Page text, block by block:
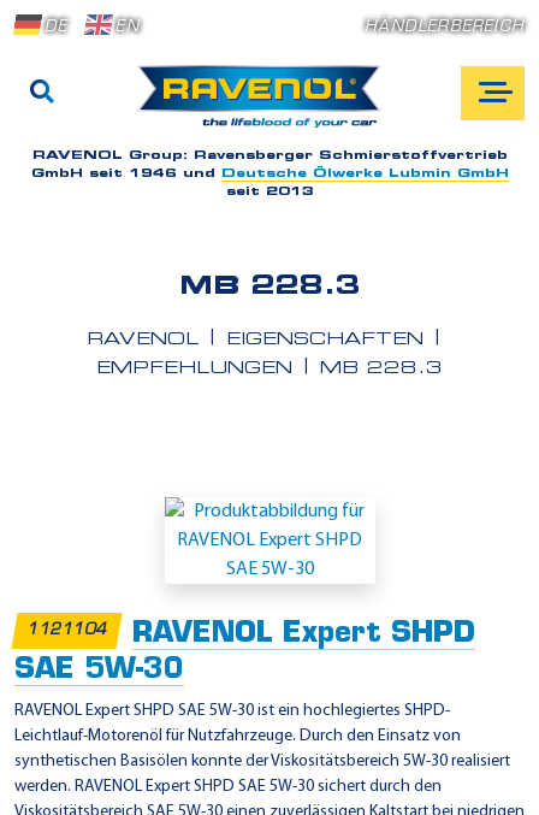
DE EN HÄNDLERBEREICH
RAVENOL Group: Ravensberger Schmierstoffvertrieb
GmbH seit 1946 und
Deutsche Ölwerke Lubmin GmbH
seit 2013
MB 228.3
RAVENOL
EIGENSCHAFTEN
EMPFEHLUNGEN
MB 228.3
s
a
t
z
g
e
1121104
RAVENOL Expert SHPD
SAE 5W-30
RAVENOL Expert SHPD SAE 5W-30 ist ein hochlegiertes SHPD-
Leichtlauf-Motorenöl für Nutzfahrzeuge. Durch den Einsatz von
synthetischen Basisölen konnte der Viskositätsbereich 5W-30 realisiert
werden. RAVENOL Expert SHPD SAE 5W-30 sichert durch den